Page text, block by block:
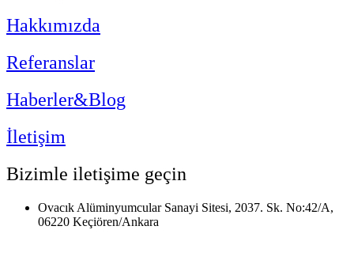
Hakkımızda
Referanslar
Haberler&Blog
İletişim
Bizimle iletişime geçin
Ovacık Alüminyumcular Sanayi Sitesi, 2037. Sk. No:42/A,
06220 Keçiören/Ankara